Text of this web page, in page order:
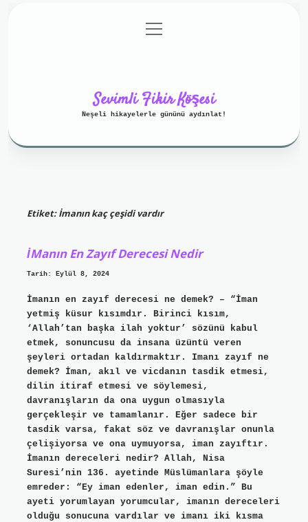
Gizlilik Politikası
menüyü
aç
Sevimli Fikir Köşesi
Neşeli hikayelerle gününü aydınlat!
Etiket:İmanın kaç çeşidi vardır
İManın En Zayıf Derecesi Nedir
Tarih: Eylül 8, 2024
İmanın en zayıf derecesi ne demek? – “İman
yetmiş küsur kısımdır. Birinci kısım,
‘Allah’tan başka ilah yoktur’ sözünü kabul
etmek, sonuncusu da insana üzüntü veren
şeyleri ortadan kaldırmaktır. Imanı zayıf ne
demek? İman, akıl ve vicdanın tasdik etmesi,
dilin itiraf etmesi ve söylemesi,
davranışların da ona uygun olmasıyla
gerçekleşir ve tamamlanır. Eğer sadece bir
tasdik varsa, fakat söz ve davranışlar onunla
çelişiyorsa ve ona uymuyorsa, iman zayıftır.
İmanın dereceleri nedir? Allah, Nisa
Suresi’nin 136. ayetinde Müslümanlara şöyle
emreder: “Ey iman edenler, iman edin.” Bu
ayeti yorumlayan yorumcular, imanın dereceleri
olduğu sonucuna vardılar ve imanı iki kısma